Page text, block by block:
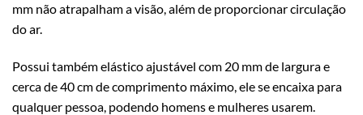
mm não atrapalham a visão, além de proporcionar circulação
do ar.
Possui também elástico ajustável com 20 mm de largura e
cerca de 40 cm de comprimento máximo, ele se encaixa para
qualquer pessoa, podendo homens e mulheres usarem.